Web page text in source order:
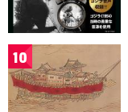
10